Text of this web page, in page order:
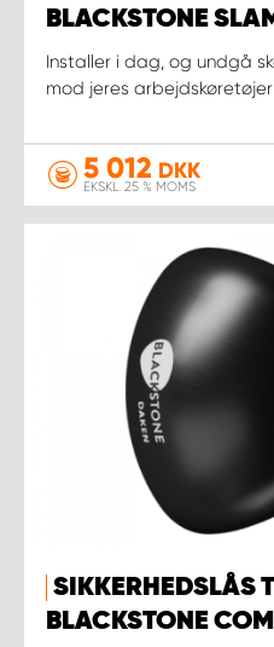
BLACKSTONE
Installer i dag, og undgå
mod jeres
5 012 DKK
EKSKL. 25 % MOMS
SIKKERHEDSLÅS
BLACKSTONE